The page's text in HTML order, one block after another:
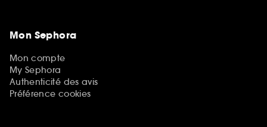
Mon Sephora
Mon compte
My Sephora
Authenticité des avis
Préférence cookies